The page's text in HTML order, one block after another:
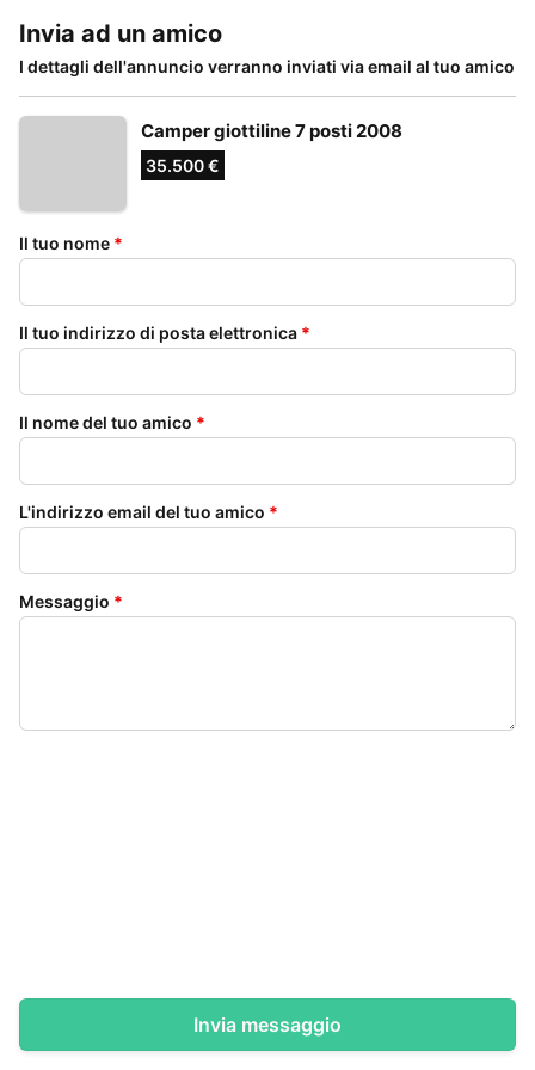
Invia ad un amico
I dettagli dell'annuncio verranno inviati via email al tuo amico
Camper giottiline 7 posti 2008
35.500 €
Il tuo nome *
Il tuo indirizzo di posta elettronica *
Il nome del tuo amico *
L'indirizzo email del tuo amico *
Messaggio *
Invia messaggio